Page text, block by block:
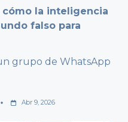
cómo la inteligencia
falso para
grupo de WhatsApp
Abr 9, 2026